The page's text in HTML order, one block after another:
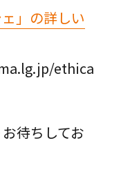
」の詳しい
ethica
待ちしてお